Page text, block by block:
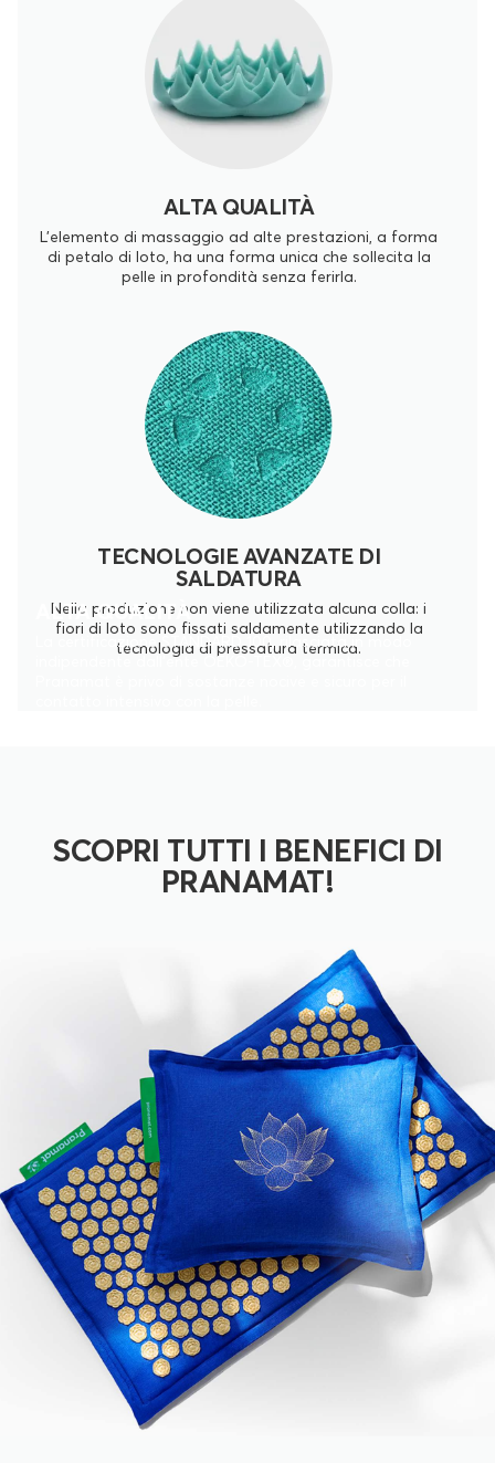
ALTA QUALITÀ
L'elemento di massaggio ad alte prestazioni, a forma
di petalo di loto, ha una forma unica che sollecita la
pelle in profondità senza ferirla.
TECNOLOGIE AVANZATE DI
SALDATURA
Nella produzione non viene utilizzata alcuna colla: i
fiori di loto sono fissati saldamente utilizzando la
tecnologia di pressatura termica.
ALTA QUALITÀ
La certificazione STANDARD 100, rilasciata in modo
indipendente dall'ente OEKO-TEX®, garantisce che
SCOPRI TUTTI I BENEFICI DI
PRANAMAT!